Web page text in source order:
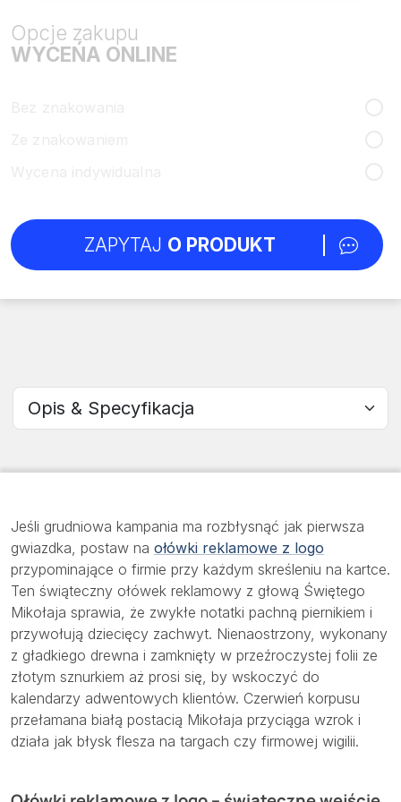
Jeśli grudniowa kampania ma rozbłysnąć jak pierwsza
gwiazdka, postaw na ołówki reklamowe z logo
przypominające o firmie przy każdym skreśleniu na kartce.
Ten świąteczny ołówek reklamowy z głową Świętego
Mikołaja sprawia, że zwykłe notatki pachną piernikiem i
przywołują dziecięcy zachwyt. Nienaostrzony, wykonany
z gładkiego drewna i zamknięty w przeźroczystej folii ze
złotym sznurkiem aż prosi się, by wskoczyć do
kalendarzy adwentowych klientów. Czerwień korpusu
przełamana białą postacią Mikołaja przyciąga wzrok i
działa jak błysk flesza na targach czy firmowej wigilii.
Wybierz sekcję
Opcje zakupu
WYCEŃA ONLINE
ZAPYTAJ O PRODUKT